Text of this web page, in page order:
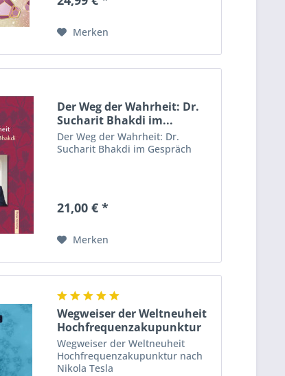
Merken
Der Weg der Wahrheit: Dr.
Sucharit Bhakdi im...
Der Weg der Wahrheit: Dr.
Sucharit Bhakdi im Gespräch
21,00 € *
Merken
Wegweiser der Weltneuheit
Hochfrequenzakupunktur
Wegweiser der Weltneuheit
Hochfrequenzakupunktur nach
Nikola Tesla